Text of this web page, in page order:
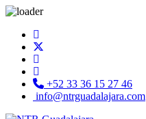
+52 33 36 15 27 46
info@ntrguadalajara.com